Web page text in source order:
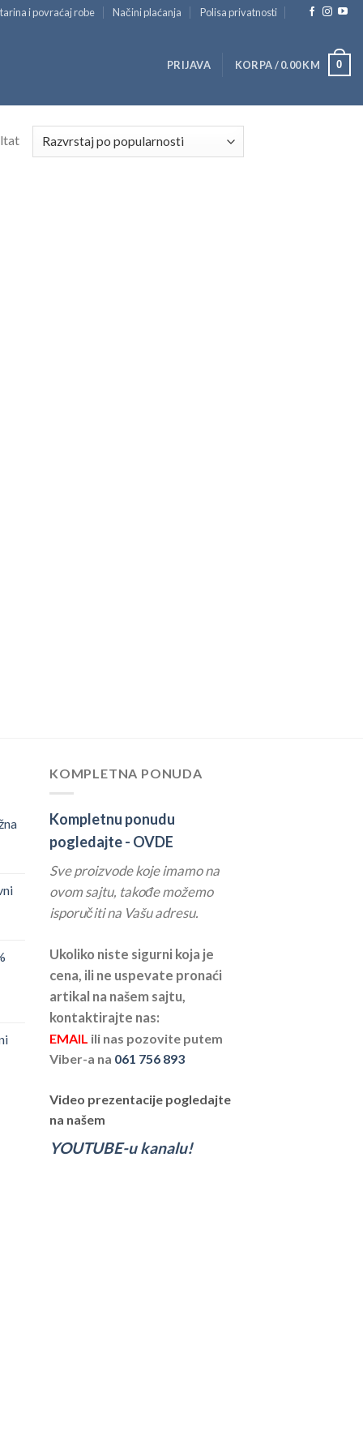
i povraćaj robe Načini plaćanja Polisa privatnosti
PRIJAVA KORPA /0.00KM 0
KOMPLETNA PONUDA
Kompletnu ponudu
pogledajte - OVDE
Sve proizvode koje imamo na
ovom sajtu, takođe možemo
isporučiti na Vašu adresu.
Ukoliko niste sigurni koja je
cena, ili ne uspevate pronaći
artikal na našem sajtu,
kontaktirajte nas:
EMAIL ili nas pozovite putem
Viber-a na 061 756 893
Video prezentacije pogledajte
na našem
YOUTUBE-u kanalu!